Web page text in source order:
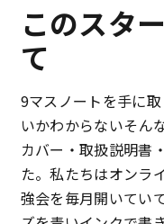
このスタ
て
9マスノートを手に
いかわからない――そ
カバー・取扱説明書
た。私たちはオンラ
強会を毎月開いてい